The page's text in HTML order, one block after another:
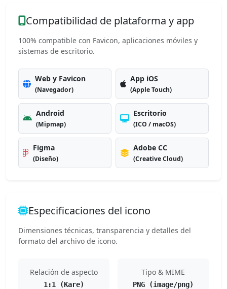
Compatibilidad de plataforma y app
100% compatible con Favicon, aplicaciones móviles y
sistemas de escritorio.
Web y Favicon
(Navegador)
App iOS
(Apple Touch)
Android
(Mipmap)
Escritorio
(ICO / macOS)
Figma
(Diseño)
Adobe CC
(Creative Cloud)
Especificaciones del icono
Dimensiones técnicas, transparencia y detalles del
formato del archivo de icono.
Relación de aspecto
1:1 (Kare)
Tipo & MIME
PNG (image/png)